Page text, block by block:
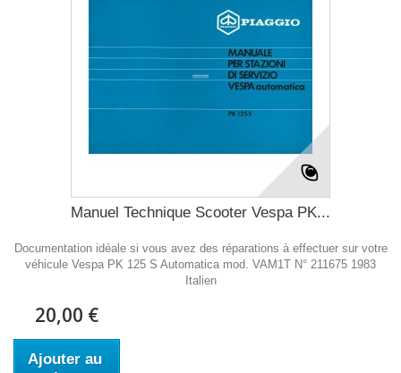
Manuel Technique Scooter Vespa PK...
Documentation idéale si vous avez des réparations à effectuer sur votre
véhicule Vespa PK 125 S Automatica mod. VAM1T N° 211675 1983
Italien
20,00 €
Ajouter au